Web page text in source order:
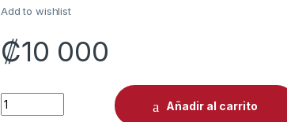
Add to wishlist
₡10 000
MEMORIA MICRO SD 128GB ADATA
Añadir al carrito